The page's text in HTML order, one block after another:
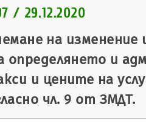
/ 29.12.2020
на изменение
определянето и
и цените на
чл. 9 от ЗМДТ.